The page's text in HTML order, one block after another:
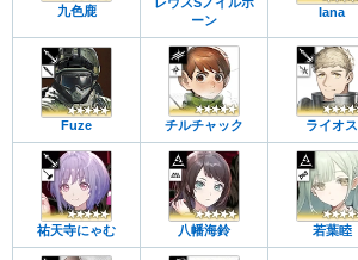
九色鹿
ーン
Iana
Fuze チルチャック ライオス
祐天寺にゃむ 八幡海鈴 若葉睦